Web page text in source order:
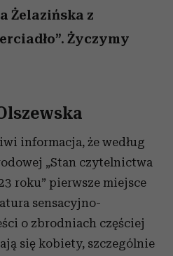
Żelazińska z
Życzymy
informacja, że według
„Stan czytelnictwa
roku” pierwsze miejsce
sensacyjno-
o zbrodniach częściej
się kobiety, szczególnie